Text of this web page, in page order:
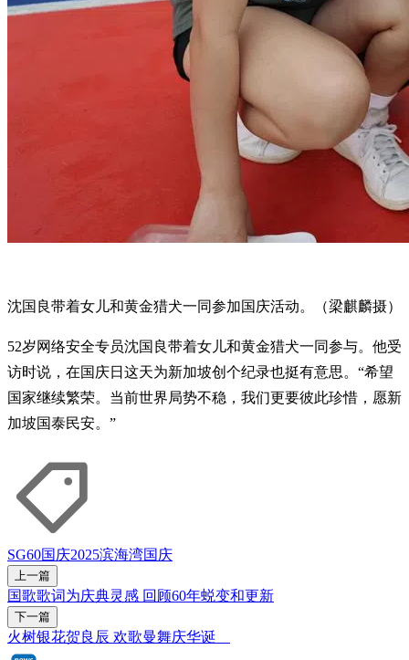
沈国良带着女儿和黄金猎犬一同参加国庆活动。（梁麒麟摄）
52岁网络安全专员沈国良带着女儿和黄金猎犬一同参与。他受
访时说，在国庆日这天为新加坡创个纪录也挺有意思。“希望
国家继续繁荣。当前世界局势不稳，我们更要彼此珍惜，愿新
加坡国泰民安。”
SG60国庆2025滨海湾国庆
上一篇
国歌歌词为庆典灵感 回顾60年蜕变和更新
下一篇
火树银花贺良辰 欢歌曼舞庆华诞